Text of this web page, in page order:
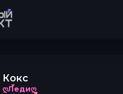
Кокс
ღЛедиღ